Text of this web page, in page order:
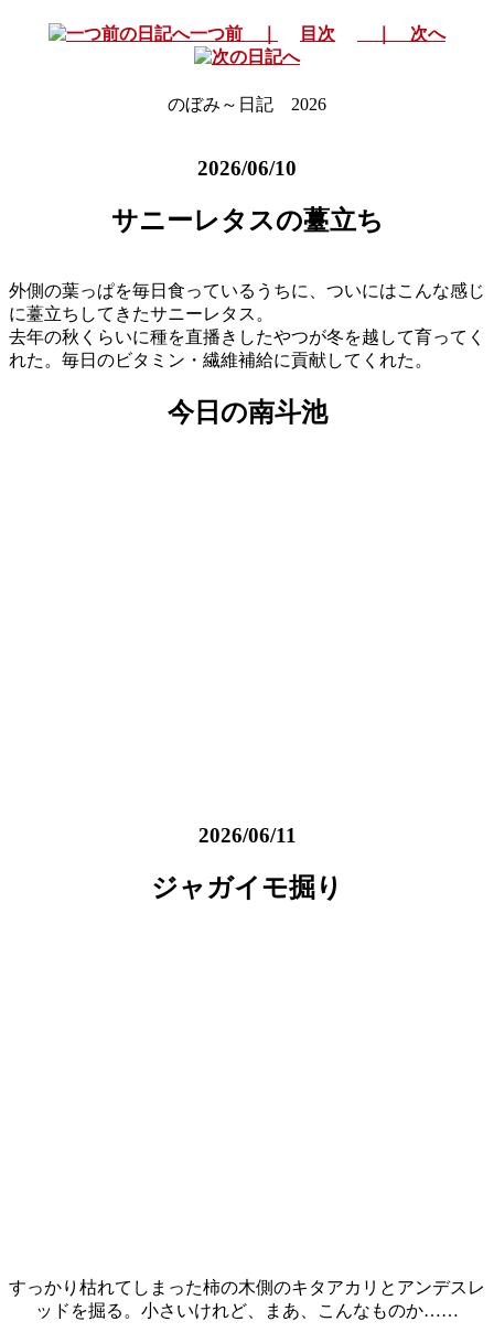
一つ前 ｜ 目次 ｜ 次へ
のぼみ～日記 2026
2026/06/10
サニーレタスの薹立ち
外側の葉っぱを毎日食っているうちに、ついにはこんな感じ
に薹立ちしてきたサニーレタス。
去年の秋くらいに種を直播きしたやつが冬を越して育ってく
れた。毎日のビタミン・繊維補給に貢献してくれた。
今日の南斗池
2026/06/11
ジャガイモ掘り
すっかり枯れてしまった柿の木側のキタアカリとアンデスレ
ッドを掘る。小さいけれど、まあ、こんなものか……